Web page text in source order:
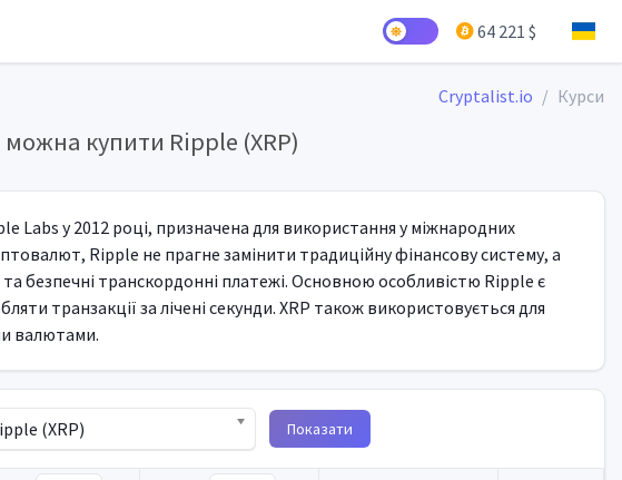
64 221 $
купити Ripple (XRP)
Cryptalist.io Курси
у 2012 році, призначена для використання у міжнародних
Ripple не прагне замінити традиційну фінансову систему, а
безпечні транскордонні платежі. Основною особливістю Ripple є
транзакції за лічені секунди. XRP також використовується для
валютами.
(XRP) Показати